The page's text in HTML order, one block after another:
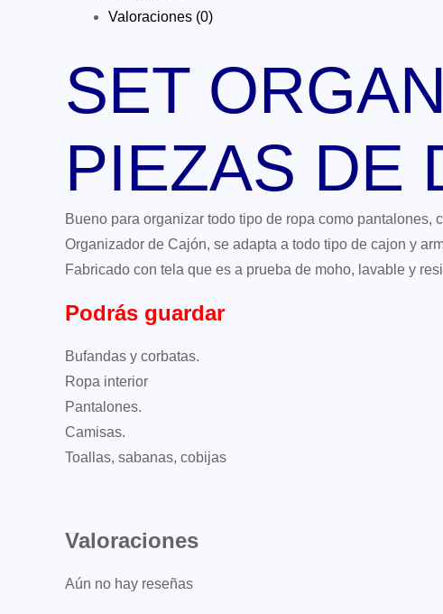
Valoraciones (0)
SET
PIEZAS DE
Bueno para organizar todo tipo de ropa como
Organizador de Cajón, se adapta a todo tipo de cajon y
Fabricado con tela que es a prueba de moho, lavable y
Podrás guardar
Bufandas y corbatas.
Ropa interior
Pantalones.
Camisas.
Toallas, sabanas, cobijas
Valoraciones
Aún no hay reseñas